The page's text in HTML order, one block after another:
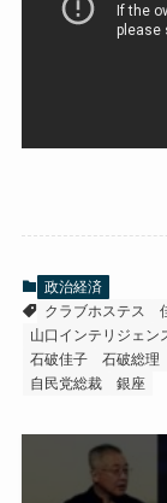
政治経済
クラブホステス
山口インテリジェン
石破佳子
石破総理
自民党総裁
銀座